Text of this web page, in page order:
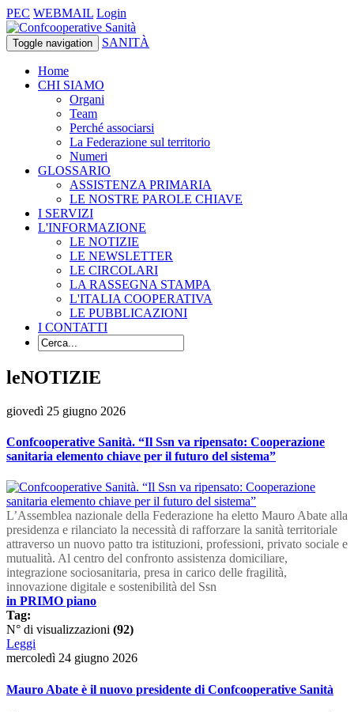
PEC WEBMAIL Login
Toggle navigation SANITÀ
Home
CHI SIAMO
Organi
Team
Perché associarsi
La Federazione sul territorio
Numeri
GLOSSARIO
ASSISTENZA PRIMARIA
LE NOSTRE PAROLE CHIAVE
I SERVIZI
L'INFORMAZIONE
LE NOTIZIE
LE NEWSLETTER
LE CIRCOLARI
LA RASSEGNA STAMPA
L'ITALIA COOPERATIVA
LE PUBBLICAZIONI
I CONTATTI
leNOTIZIE
giovedì 25 giugno 2026
Confcooperative Sanità. “Il Ssn va ripensato: Cooperazione
sanitaria elemento chiave per il futuro del sistema”
L’Assemblea nazionale della Federazione ha eletto Mauro Abate alla
presidenza e rilanciato la necessità di rafforzare la sanità territoriale
attraverso un nuovo patto tra istituzioni, professioni, privato sociale e
mutualità. Al centro del confronto assistenza domiciliare,
integrazione sociosanitaria, presa in carico delle fragilità,
innovazione digitale e sostenibilità del Ssn
in PRIMO piano
Tag:
N° di visualizzazioni (92)
Leggi
mercoledì 24 giugno 2026
Mauro Abate è il nuovo presidente di Confcooperative Sanità